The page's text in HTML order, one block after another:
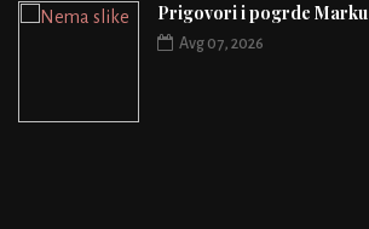
Prigovori i pogrde Marku
Avg 07, 2026